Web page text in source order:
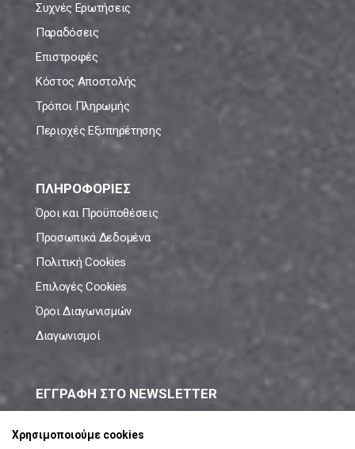
Συχνές Ερωτήσεις
Παραδόσεις
Επιστροφές
Κόστος Αποστολής
Τρόποι Πληρωμής
Περιοχές Εξυπηρέτησης
ΠΛΗΡΟΦΟΡΙΕΣ
Όροι και Προϋποθέσεις
Προσωπικά Δεδομένα
Πολιτική Cookies
Επιλογές Cookies
Όροι Διαγωνισμών
Διαγωνισμοί
ΕΓΓΡΑΦΗ ΣΤΟ NEWSLETTER
Χρησιμοποιούμε cookies